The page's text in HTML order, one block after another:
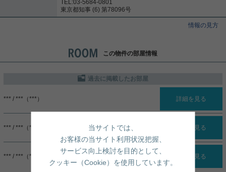
TEL:03-5684-0801
東京都知事 (6) 第78096号
情報の見方
この物件の部屋情報
過去に掲載したお部屋
*** / ***（***） 詳細を見る
*** / ***（***） 詳細を見る
*** / ***（***） 詳細を見る
当サイトでは、
お客様の当サイト利用状況把握、
サービス向上検討を目的として、
クッキー（Cookie）を使用しています。